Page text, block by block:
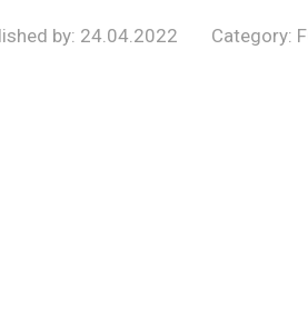
by: 24.04.2022 Category: